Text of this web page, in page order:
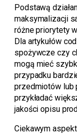
Podstawą
maksymalizacji
różne priorytety
Dla artykułów
spożywcze czy
mogą mieć
przypadku
przedmiotów lub
przykładać
jakości opisu
Ciekawym